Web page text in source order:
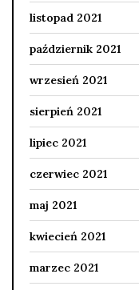
listopad 2021
październik 2021
wrzesień 2021
sierpień 2021
lipiec 2021
czerwiec 2021
maj 2021
kwiecień 2021
marzec 2021